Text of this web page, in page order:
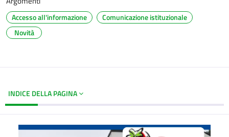
Accesso all'informazione
Comunicazione istituzionale
Novità
INDICE DELLA PAGINA